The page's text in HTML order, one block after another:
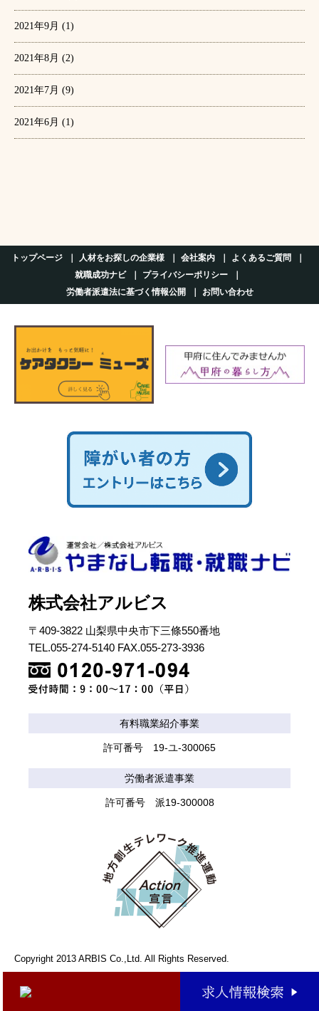
2021年9月 (1)
2021年8月 (2)
2021年7月 (9)
2021年6月 (1)
トップページ 人材をお探しの企業様 会社案内
よくあるご質問
就職成功ナビ
プライバシーポリシー
労働者派遣法に基づく情報公開
お問い合わせ
株式会社アルビス
〒409-3822 山梨県中央市下三條550番地
TEL.055-274-5140 FAX.055-273-3936
有料職業紹介事業
許可番号 19-ユ-300065
労働者派遣事業
許可番号 派19-300008
Copyright 2013 ARBIS Co.,Ltd. All Rights Reserved.